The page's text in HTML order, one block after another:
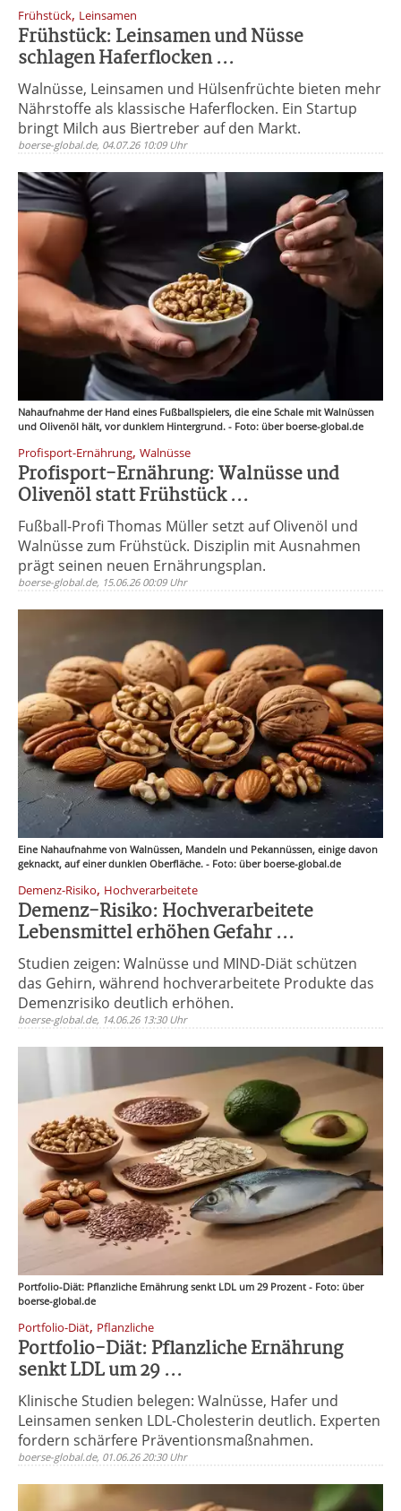
Frühstück, Leinsamen
Frühstück: Leinsamen und Nüsse
schlagen Haferflocken ...
Walnüsse, Leinsamen und Hülsenfrüchte bieten mehr
Nährstoffe als klassische Haferflocken. Ein Startup
bringt Milch aus Biertreber auf den Markt.
boerse-global.de, 04.07.26 10:09 Uhr
Nahaufnahme der Hand eines Fußballspielers, die eine Schale mit Walnüssen
und Olivenöl hält, vor dunklem Hintergrund. - Foto: über boerse-global.de
Profisport-Ernährung, Walnüsse
Profisport-Ernährung: Walnüsse und
Olivenöl statt Frühstück ...
Fußball-Profi Thomas Müller setzt auf Olivenöl und
Walnüsse zum Frühstück. Disziplin mit Ausnahmen
prägt seinen neuen Ernährungsplan.
boerse-global.de, 15.06.26 00:09 Uhr
Eine Nahaufnahme von Walnüssen, Mandeln und Pekannüssen, einige davon
geknackt, auf einer dunklen Oberfläche. - Foto: über boerse-global.de
Demenz-Risiko, Hochverarbeitete
Demenz-Risiko: Hochverarbeitete
Lebensmittel erhöhen Gefahr ...
Studien zeigen: Walnüsse und MIND-Diät schützen
das Gehirn, während hochverarbeitete Produkte das
Demenzrisiko deutlich erhöhen.
boerse-global.de, 14.06.26 13:30 Uhr
Portfolio-Diät: Pflanzliche Ernährung senkt LDL um 29 Prozent - Foto: über
boerse-global.de
Portfolio-Diät, Pflanzliche
Portfolio-Diät: Pflanzliche Ernährung
senkt LDL um 29 ...
Klinische Studien belegen: Walnüsse, Hafer und
Leinsamen senken LDL-Cholesterin deutlich. Experten
fordern schärfere Präventionsmaßnahmen.
boerse-global.de, 01.06.26 20:30 Uhr